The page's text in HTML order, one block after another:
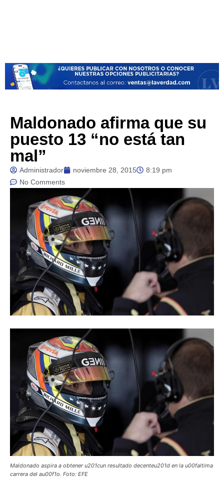
Maldonado afirma que su
puesto 13 “no está tan
mal”
Administrador noviembre 28, 2015
8:19 pm
No Comments
Maldonado aspira a obtener u201cun resultado decenteu201d en la u00faltima
carrera del au00f1o. Foto: EFE